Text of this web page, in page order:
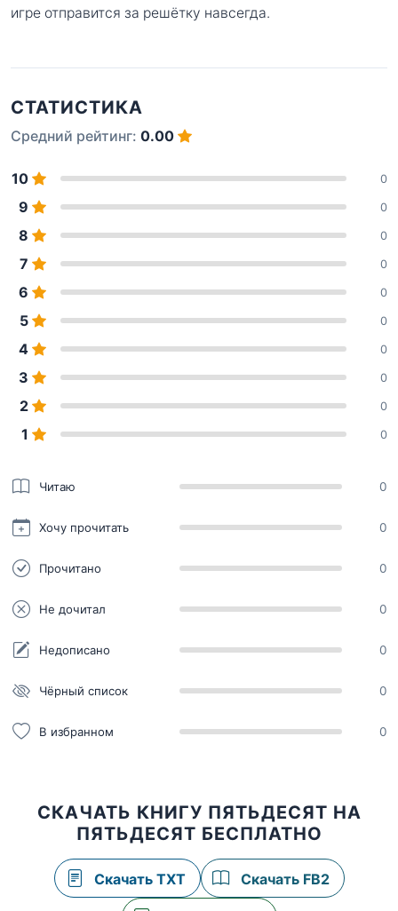
игре отправится за решётку навсегда.
СТАТИСТИКА
Средний рейтинг: 0.00
10 0
9 0
8 0
7 0
6 0
5 0
4 0
3 0
2 0
1 0
Читаю 0
Хочу прочитать 0
Прочитано 0
Не дочитал 0
Недописано 0
Чёрный список 0
В избранном 0
СКАЧАТЬ КНИГУ ПЯТЬДЕСЯТ НА
ПЯТЬДЕСЯТ БЕСПЛАТНО
Скачать TXT Скачать FB2